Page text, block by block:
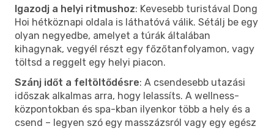
Igazodj a helyi ritmushoz: Kevesebb turistával Dong
Hoi hétköznapi oldala is láthatóvá válik. Sétálj be egy
olyan negyedbe, amelyet a túrák általában
kihagynak, vegyél részt egy főzőtanfolyamon, vagy
töltsd a reggelt egy helyi piacon.
Szánj időt a feltöltődésre: A csendesebb utazási
időszak alkalmas arra, hogy lelassíts. A wellness-
központokban és spa-kban ilyenkor több a hely és a
csend – legyen szó egy masszázsról vagy egy egész